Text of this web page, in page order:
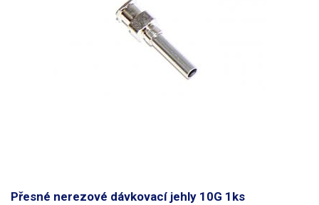
Přesné nerezové dávkovací jehly 10G 1ks